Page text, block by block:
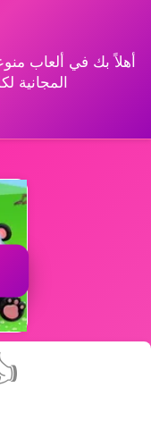
أهلاً بك في ألعاب
المجانية